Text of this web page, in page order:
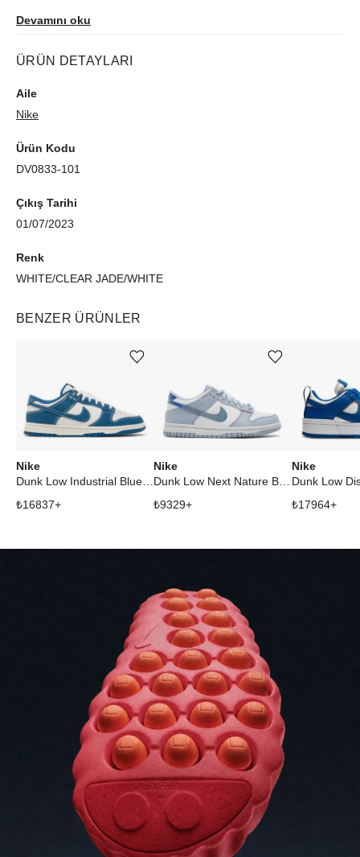
kontrolünden geçerek gönderilir.
Devamını oku
ÜRÜN DETAYLARI
Aile
Nike
Ürün Kodu
DV0833-101
Çıkış Tarihi
01/07/2023
Renk
WHITE/CLEAR JADE/WHITE
BENZER ÜRÜNLER
Nike
₺16837+
Ürünü istek listesine ekle veya listeden çıkar
Nike
₺9329+
Ürünü istek listesine ekle veya listeden çıkar
Nike
₺17964+